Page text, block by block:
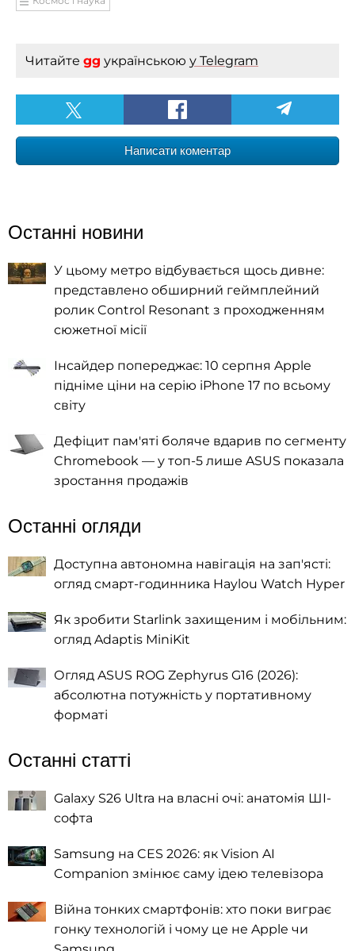
Читайте gg українською у Telegram
Написати коментар
Останні новини
У цьому метро відбувається щось дивне:
представлено обширний геймплейний
ролик Control Resonant з проходженням
сюжетної місії
Інсайдер попереджає: 10 серпня Apple
підніме ціни на серію iPhone 17 по всьому
світу
Дефіцит пам'яті боляче вдарив по сегменту
Chromebook — у топ-5 лише ASUS показала
зростання продажів
Останні огляди
Доступна автономна навігація на зап'ясті:
огляд смарт-годинника Haylou Watch Hyper
Як зробити Starlink захищеним і мобільним:
огляд Adaptis MiniKit
Огляд ASUS ROG Zephyrus G16 (2026):
абсолютна потужність у портативному
форматі
Останні статті
Galaxy S26 Ultra на власні очі: анатомія ШІ-
софта
Samsung на CES 2026: як Vision AI
Companion змінює саму ідею телевізора
Війна тонких смартфонів: хто поки виграє
гонку технологій і чому це не Apple чи